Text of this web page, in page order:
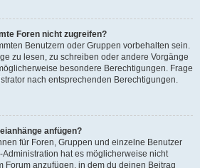
Foren nicht zugreifen?
Benutzern oder Gruppen vorbehalten sein.
zu lesen, zu schreiben oder andere Vorgänge
besondere Berechtigungen. Frage
nach entsprechenden Berechtigungen.
anfügen?
für Foren, Gruppen und einzelne Benutzer
hat es möglicherweise nicht
Forum anzufügen, in dem du deinen Beitrag